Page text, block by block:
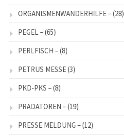
ORGANISMENWANDERHILFE –(28)
PEGEL –(65)
PERLFISCH –(8)
PETRUS MESSE(3)
PKD-PKS –(8)
PRÄDATOREN –(19)
PRESSE MELDUNG –(12)